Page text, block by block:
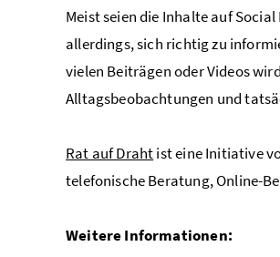
Meist seien die Inhalte auf
allerdings, sich richtig zu
vielen Beiträgen oder Videos
Alltagsbeobachtungen und
Rat auf Drahtist eine Initiative
telefonische Beratung, Online-
Weitere Informationen: